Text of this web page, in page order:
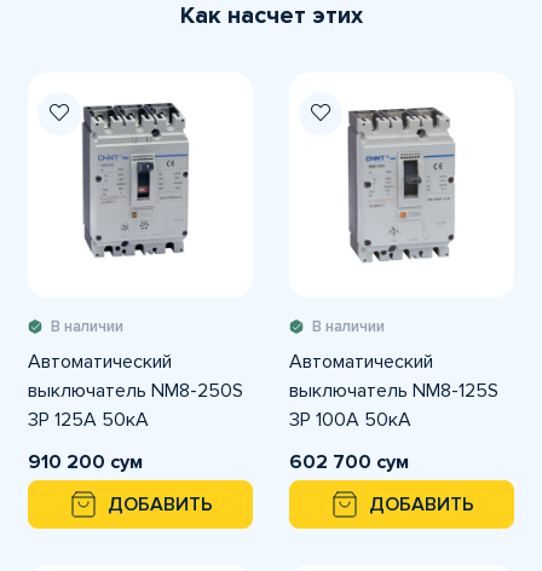
Как насчет этих
В наличии
Автоматический
выключатель NM8-250S
3P 125A 50кА
910 200 сум
ДОБАВИТЬ
В наличии
Автоматический
выключатель NM8-125S
3P 100A 50кА
602 700 сум
ДОБАВИТЬ